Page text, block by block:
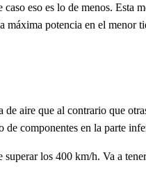
eso es lo de menos. Esta
máxima potencia en el menor
de aire que al contrario que
de componentes en la parte
los 400 km/h. Va a